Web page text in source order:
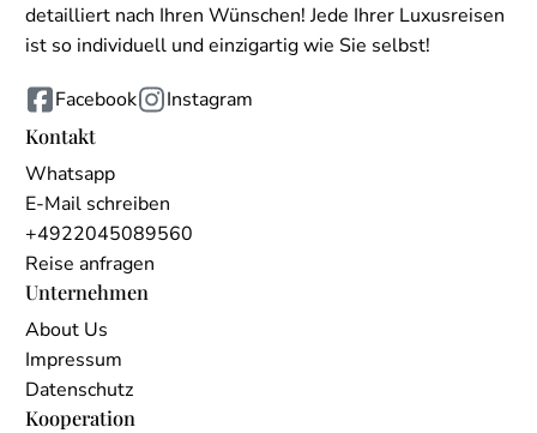
detailliert nach Ihren Wünschen! Jede Ihrer Luxusreisen
ist so individuell und einzigartig wie Sie selbst!
Facebook
Instagram
Kontakt
Whatsapp
E-Mail schreiben
+4922045089560
Reise anfragen
Unternehmen
About Us
Impressum
Datenschutz
Kooperation